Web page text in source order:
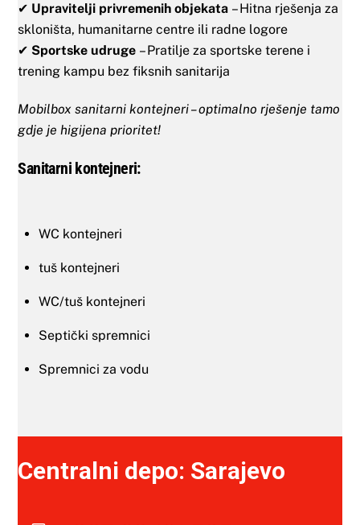
✔ Upravitelji privremenih objekata – Hitna rješenja za
skloništa, humanitarne centre ili radne logore
✔ Sportske udruge – Pratilje za sportske terene i
trening kampu bez fiksnih sanitarija
Mobilbox sanitarni kontejneri – optimalno rješenje tamo
gdje je higijena prioritet!
Sanitarni kontejneri:
WC kontejneri
tuš kontejneri
WC/tuš kontejneri
Septički spremnici
Spremnici za vodu
Centralni depo: Sarajevo